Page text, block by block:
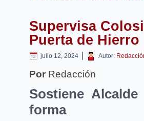
Supervisa
Puerta de Hierro
julio 12, 2024 | Autor:
Por Redacción
Sostiene
forma